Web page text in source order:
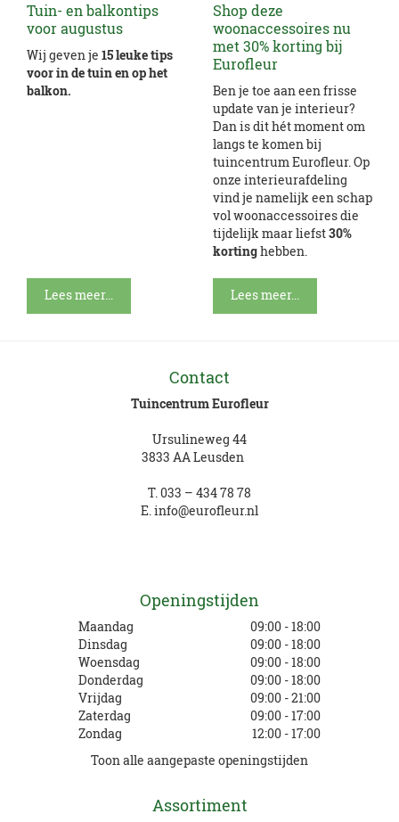
Tuin- en balkontips
voor augustus
Wij geven je 15 leuke tips
voor in de tuin en op het
balkon.
Lees meer...
Shop deze
woonaccessoires nu
met 30% korting bij
Eurofleur
Ben je toe aan een frisse
update van je interieur?
Dan is dit hét moment om
langs te komen bij
tuincentrum Eurofleur. Op
onze interieurafdeling
vind je namelijk een schap
vol woonaccessoires die
tijdelijk maar liefst30%
kortinghebben.
Lees meer...
Contact
Tuincentrum Eurofleur
Ursulineweg 44
3833 AA Leusden
T.033 – 434 78 78
E.info@eurofleur.nl
Openingstijden
Maandag
09:00 - 18:00
Dinsdag
09:00 - 18:00
Woensdag
09:00 - 18:00
Donderdag
09:00 - 18:00
Vrijdag
09:00 - 21:00
Zaterdag
09:00 - 17:00
Zondag
12:00 - 17:00
Toon alle aangepaste openingstijden
Assortiment